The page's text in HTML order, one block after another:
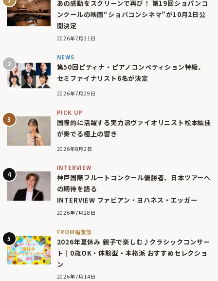
あの感動をスクリーンで再び！ 第19回ショパンコ
ンクールの映画“ショパコンシネマ”が10月2日公
開決定
2026年7月31日
NEWS
第50回ピティナ・ピアノコンペティション特級、
セミファイナリスト6名が決定
2026年7月29日
PICK UP
国際的に活躍する実力派ヴァイオリニスト松本紘佳
が奏でる極上の響き
2026年8月2日
INTERVIEW
神戸国際フルートコンクール優勝者、日本ツアーへ
の期待を語る
INTERVIEW ファビアン・ヨハネス・エッガー
2026年7月28日
FROM編集部
2026年夏休み 親子で楽しむ♪クラシックコンサー
ト｜0歳OK・体験型・本格派 おすすめセレクショ
ン
2026年7月14日